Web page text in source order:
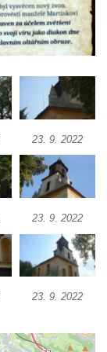
23. 9. 2022
23. 9. 2022
23. 9. 2022